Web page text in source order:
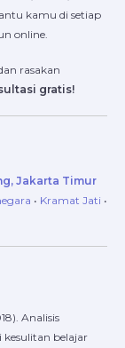
kamu di setiap
online.
rasakan
gratis!
Jakarta Timur
• Kramat Jati •
Analisis
belajar